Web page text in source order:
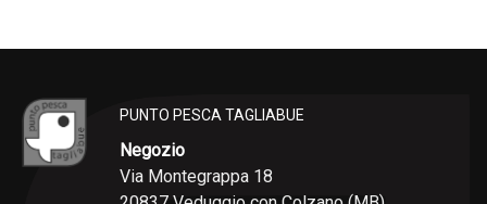
PUNTO PESCA TAGLIABUE
Negozio
Via Montegrappa 18